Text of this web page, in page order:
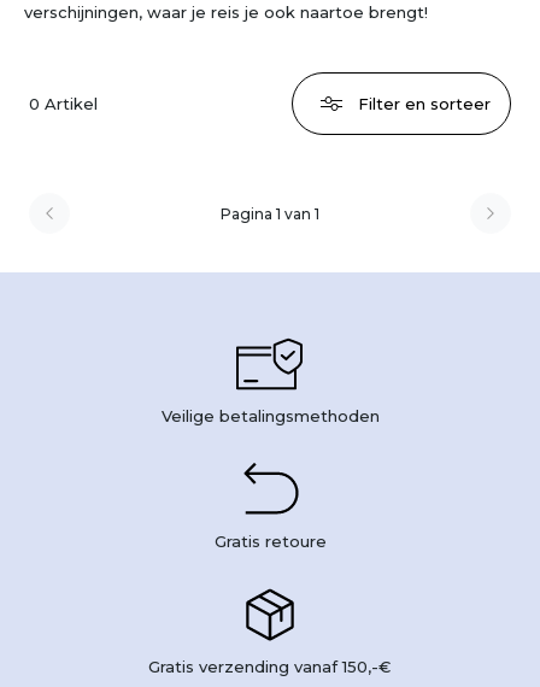
verschijningen, waar je reis je ook naartoe brengt!
0 Artikel Filter en sorteer
Pagina 1 van 1
Veilige betalingsmethoden
Gratis retoure
Gratis verzending vanaf 150,-€